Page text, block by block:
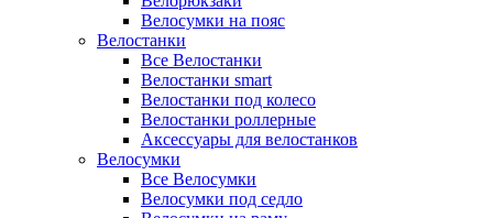
Велосумки на пояс
Велостанки
Все Велостанки
Велостанки smart
Велостанки под колесо
Велостанки роллерные
Аксессуары для велостанков
Велосумки
Все Велосумки
Велосумки под седло